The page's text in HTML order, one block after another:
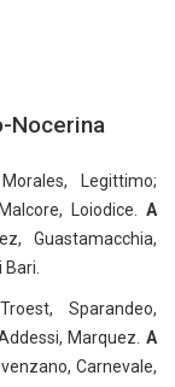
Nocerina
Legittimo;
Loiodice. A
Guastamacchia,
Bari.
Sparandeo,
Marquez. A
Carnevale,